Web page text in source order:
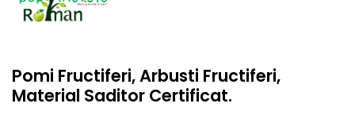
Pomi Fructiferi, Arbusti Fructiferi,
Material Saditor Certificat.